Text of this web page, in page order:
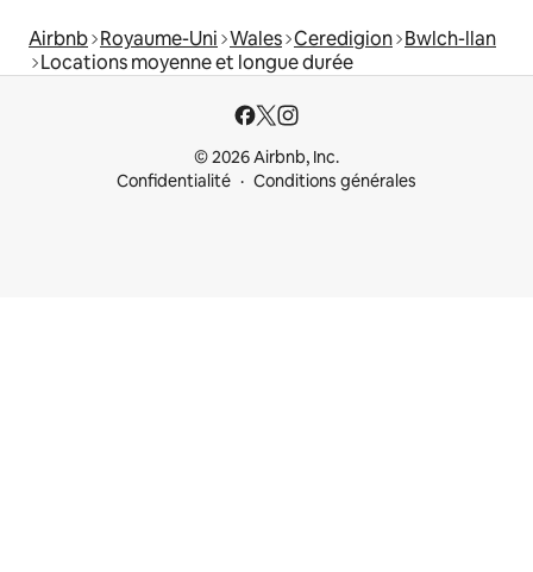
Airbnb Royaume-Uni Wales Ceredigion Bwlch-llan
Locations moyenne et longue durée
© 2026 Airbnb, Inc.
Confidentialité
Conditions générales